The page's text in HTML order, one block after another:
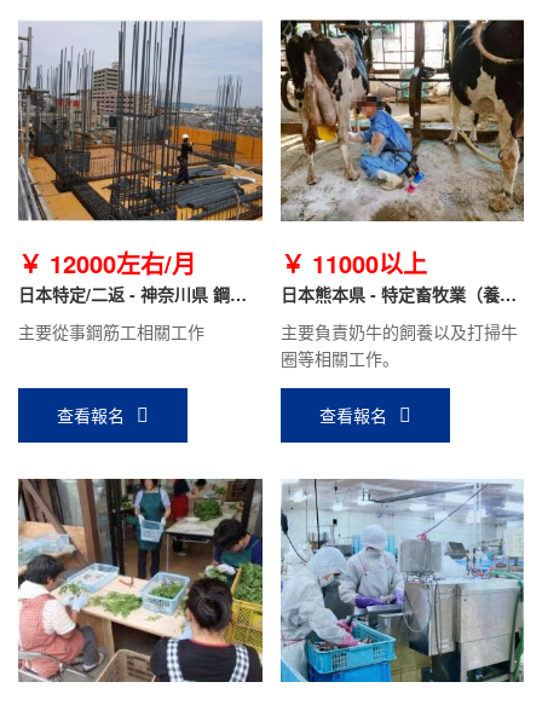
￥ 12000左右/月
日本特定/二返 - 神奈川県 鋼筋
工
主要從事鋼筋工相關工作
查看報名
￥ 11000以上
日本熊本県 - 特定畜牧業（養
牛）
主要負責奶牛的飼養以及打掃牛
圈等相關工作。
查看報名